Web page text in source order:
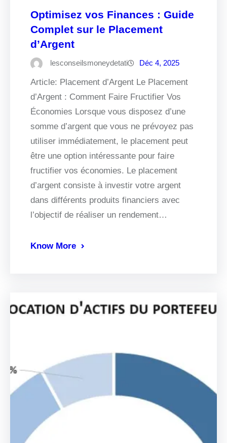
Optimisez vos Finances : Guide
Complet sur le Placement
d’Argent
lesconseilsmoneydetati Déc 4, 2025
Article: Placement d’Argent Le Placement
d’Argent : Comment Faire Fructifier Vos
Économies Lorsque vous disposez d’une
somme d’argent que vous ne prévoyez pas
utiliser immédiatement, le placement peut
être une option intéressante pour faire
fructifier vos économies. Le placement
d’argent consiste à investir votre argent
dans différents produits financiers avec
l’objectif de réaliser un rendement…
Know More